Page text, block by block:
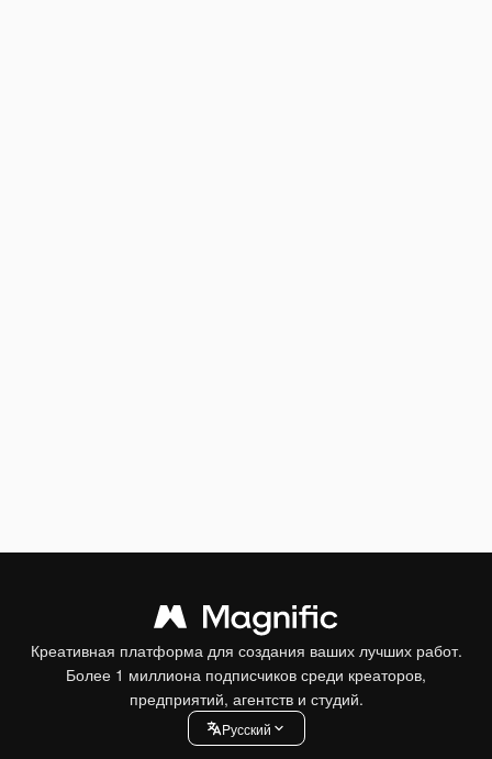
Креативная платформа для создания ваших лучших работ.
Более 1 миллиона подписчиков среди креаторов,
предприятий, агентств и студий.
Pусский